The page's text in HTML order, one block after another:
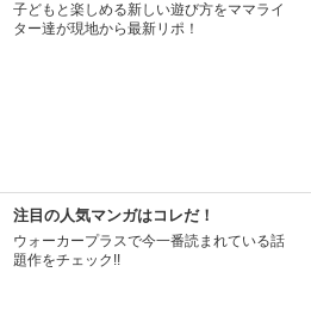
子どもと楽しめる新しい遊び方をママライ
ター達が現地から最新リポ！
注目の人気マンガはコレだ！
ウォーカープラスで今一番読まれている話
題作をチェック!!